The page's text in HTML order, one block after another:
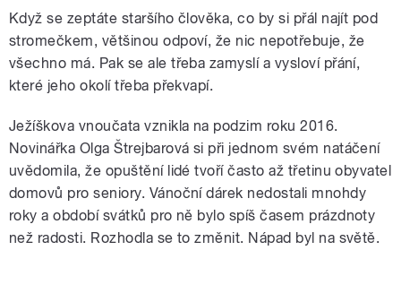
Když se zeptáte staršího člověka, co by si přál najít pod
stromečkem, většinou odpoví, že nic nepotřebuje, že
všechno má. Pak se ale třeba zamyslí a vysloví přání,
které jeho okolí třeba překvapí.
Ježíškova vnoučata vznikla na podzim roku 2016.
Novinářka Olga Štrejbarová si při jednom svém natáčení
uvědomila, že opuštění lidé tvoří často až třetinu obyvatel
domovů pro seniory. Vánoční dárek nedostali mnohdy
roky a období svátků pro ně bylo spíš časem prázdnoty
než radosti. Rozhodla se to změnit. Nápad byl na světě.